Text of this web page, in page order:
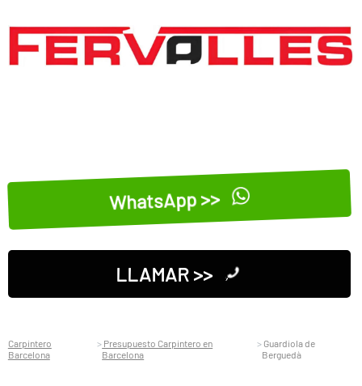
WhatsApp >>
LLAMAR >>
Carpintero
Barcelona
Presupuesto Carpintero en
Barcelona
Guardiola de
Berguedà